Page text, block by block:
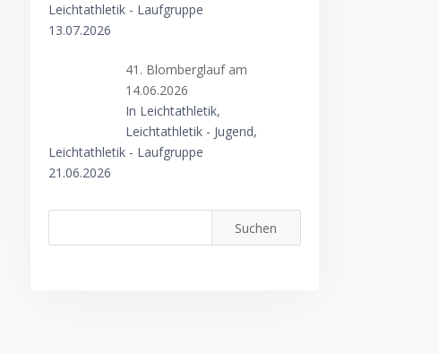
Leichtathletik - Laufgruppe
13.07.2026
41. Blomberglauf am
14.06.2026
In Leichtathletik,
Leichtathletik - Jugend,
Leichtathletik - Laufgruppe
21.06.2026